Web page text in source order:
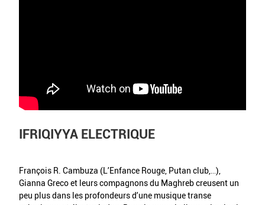
IFRIQIYYA ELECTRIQUE
François R. Cambuza (L’Enfance Rouge, Putan club,…),
Gianna Greco et leurs compagnons du Maghreb creusent un
peu plus dans les profondeurs d’une musique transe